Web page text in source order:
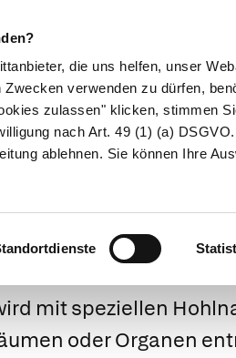
die uns helfen, unser
verwenden zu dürfen,
zulassen" klicken, stimmen
nach Art. 49 (1) (a)
ablehnen. Sie können Ihre
Naturheilkunde
mit speziellen
oder Organen